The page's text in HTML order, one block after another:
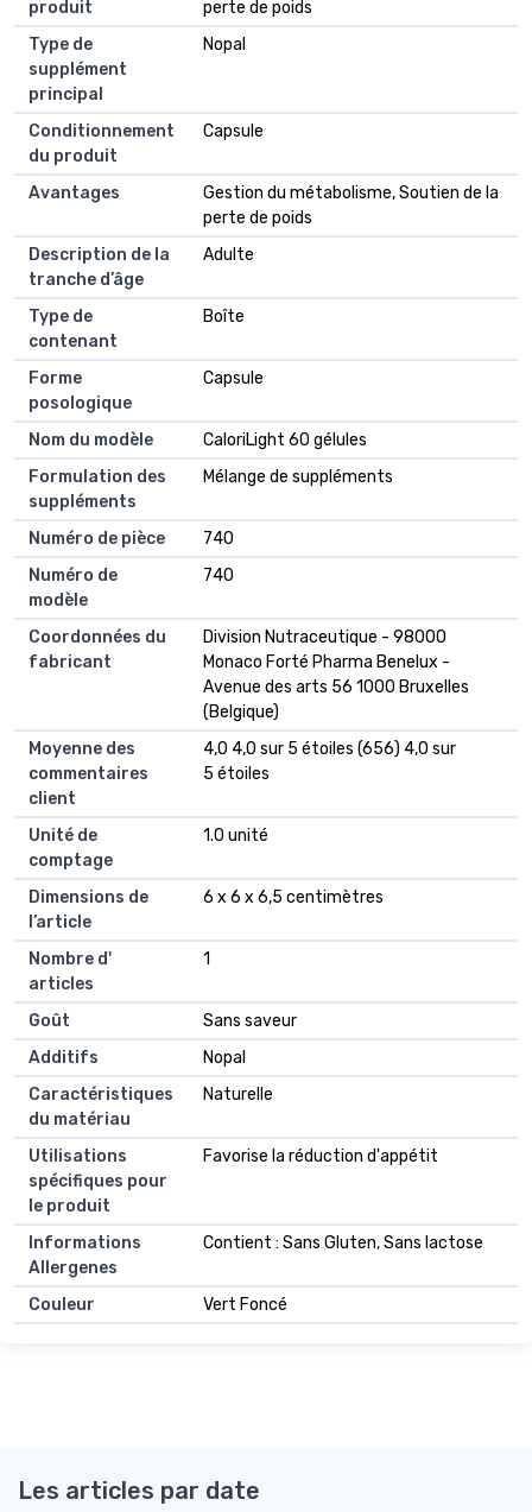
produit
perte de poids
Type de
supplément
principal
Nopal
Conditionnement
du produit
Capsule
Avantages
Gestion du métabolisme, Soutien de la
perte de poids
Description de la
tranche d’âge
Adulte
Type de
contenant
Boîte
Forme
posologique
Capsule
Nom du modèle
CaloriLight 60 gélules
Formulation des
suppléments
Mélange de suppléments
Numéro de pièce
740
Numéro de
modèle
740
Coordonnées du
fabricant
Division Nutraceutique - 98000
Monaco Forté Pharma Benelux -
Avenue des arts 56 1000 Bruxelles
(Belgique)
Moyenne des
commentaires
client
4,0 4,0 sur 5 étoiles (656) 4,0 sur
5 étoiles
Unité de
comptage
1.0 unité
Dimensions de
l’article
6 x 6 x 6,5 centimètres
Nombre d'
articles
1
Goût
Sans saveur
Additifs
Nopal
Caractéristiques
du matériau
Naturelle
Utilisations
spécifiques pour
le produit
Favorise la réduction d'appétit
Informations
Allergenes
Contient : Sans Gluten, Sans lactose
Couleur Vert Foncé
Les articles par date